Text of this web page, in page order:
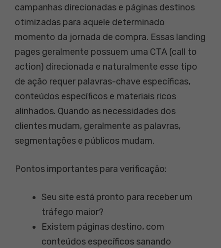
campanhas direcionadas e páginas destinos
otimizadas para aquele determinado
momento da jornada de compra. Essas landing
pages geralmente possuem uma CTA (call to
action) direcionada e naturalmente esse tipo
de ação requer palavras-chave específicas,
conteúdos específicos e materiais ricos
alinhados. Quando as necessidades dos
clientes mudam, geralmente as palavras,
segmentações e públicos mudam.
Pontos importantes para verificação:
Seu site está pronto para receber um
tráfego maior?
Existem páginas destino, com
conteúdos específicos sanando